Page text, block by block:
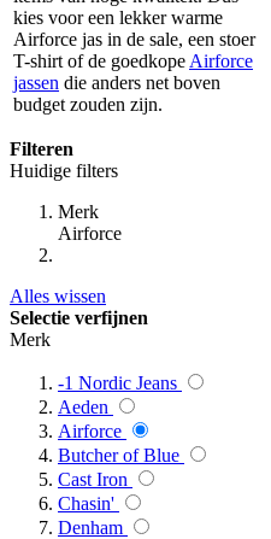
kies voor een lekker warme
Airforce jas in de sale, een stoer
T-shirt of de goedkope Airforce
jassen die anders net boven
budget zouden zijn.
Filteren
Huidige filters
Merk
Airforce
Alles wissen
Selectie verfijnen
Merk
-1 Nordic Jeans
Aeden
Airforce
Butcher of Blue
Cast Iron
Chasin'
Denham